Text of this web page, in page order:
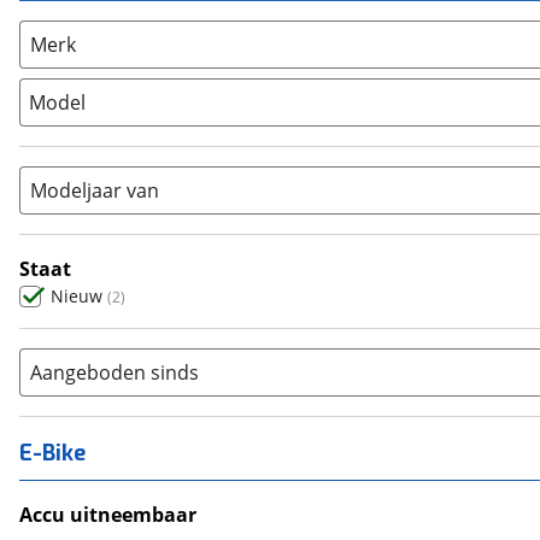
Racefiets
Stadsfiets (0)
Tandem
Merk
Model
Modeljaar van
Staat
Nieuw (2)
Aangeboden sinds
E-Bike
Accu uitneembaar